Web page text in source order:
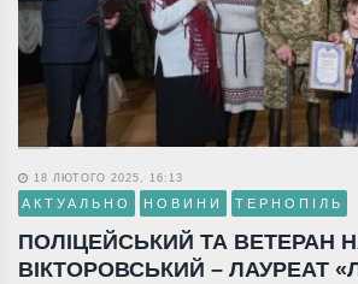
18 ЛЮТОГО 2025, 16:13
АКТУАЛЬНО НОВИНИ ТЕРНОПІЛЬ
ПОЛІЦЕЙСЬКИЙ ТА ВЕТЕРАН
ВІКТОРОВСЬКИЙ – ЛАУРЕАТ